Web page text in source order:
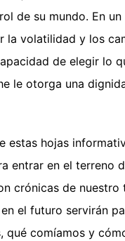
de su mundo. En un
la volatilidad y los
de elegir lo
le otorga una
estas hojas
entrar en el terreno
crónicas de nuestro
el futuro servirán
qué comíamos y